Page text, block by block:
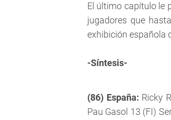
El último capítulo le
jugadores que
exhibición española
-Síntesis-
(86) España: Ricky
Pau Gasol 13 (FI)